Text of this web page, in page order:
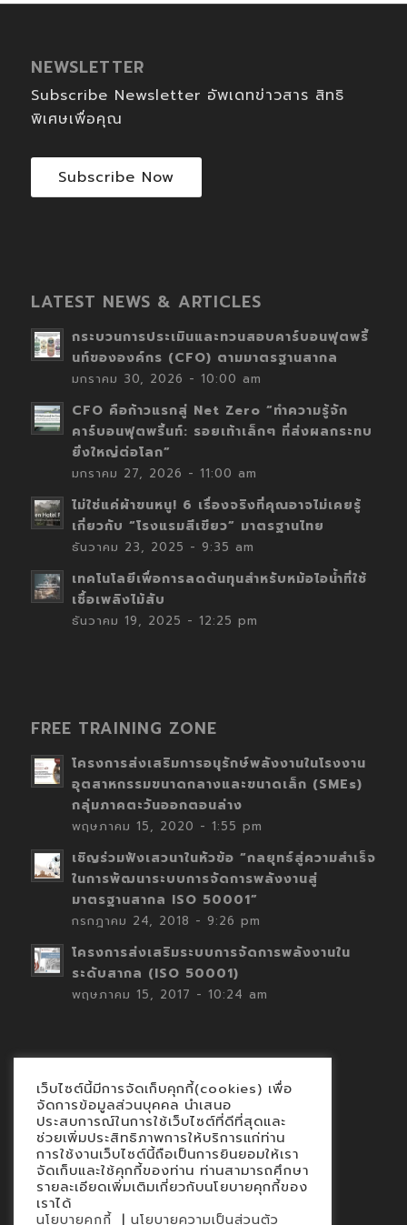
NEWSLETTER
Subscribe Newsletter อัพเดทข่าวสาร สิทธิ
พิเศษเพื่อคุณ
Subscribe Now
LATEST NEWS & ARTICLES
กระบวนการประเมินและทวนสอบคาร์บอนฟุตพริ้
นท์ขององค์กร (CFO) ตามมาตรฐานสากล
มกราคม 30, 2026 - 10:00 am
CFO คือก้าวแรกสู่ Net Zero “ทำความรู้จัก
คาร์บอนฟุตพริ้นท์: รอยเท้าเล็กๆ ที่ส่งผลกระทบ
ยิ่งใหญ่ต่อโลก”
มกราคม 27, 2026 - 11:00 am
ไม่ใช่แค่ผ้าขนหนู! 6 เรื่องจริงที่คุณอาจไม่เคยรู้
เกี่ยวกับ “โรงแรมสีเขียว” มาตรฐานไทย
ธันวาคม 23, 2025 - 9:35 am
เทคโนโลยีเพื่อการลดต้นทุนสำหรับหม้อไอน้ำที่ใช้
เชื้อเพลิงไม้สับ
ธันวาคม 19, 2025 - 12:25 pm
FREE TRAINING ZONE
โครงการส่งเสริมการอนุรักษ์พลังงานในโรงงาน
อุตสาหกรรมขนาดกลางและขนาดเล็ก (SMEs)
กลุ่มภาคตะวันออกตอนล่าง
พฤษภาคม 15, 2020 - 1:55 pm
เชิญร่วมฟังเสวนาในหัวข้อ “กลยุทธ์สู่ความสำเร็จ
ในการพัฒนาระบบการจัดการพลังงานสู่
มาตรฐานสากล ISO 50001”
กรกฎาคม 24, 2018 - 9:26 pm
โครงการส่งเสริมระบบการจัดการพลังงานใน
ระดับสากล (ISO 50001)
พฤษภาคม 15, 2017 - 10:24 am
Contact
นโยบายคุกกี้
นโยบายข้อมูลส่วนบุคคล
เว็บไซต์นี้มีการจัดเก็บคุกกี้(cookies) เพื่อ
จัดการข้อมูลส่วนบุคคล นำเสนอ
ประสบการณ์ในการใช้เว็บไซต์ที่ดีที่สุดและ
ช่วยเพิ่มประสิทธิภาพการให้บริการแก่ท่าน
การใช้งานเว็บไซต์นี้ถือเป็นการยินยอมให้เรา
จัดเก็บและใช้คุกกี้ของท่าน ท่านสามารถศึกษา
รายละเอียดเพิ่มเติมเกี่ยวกับนโยบายคุกกี้ของ
เราได้
นโยบายคุกกี้ | นโยบายความเป็นส่วนตัว